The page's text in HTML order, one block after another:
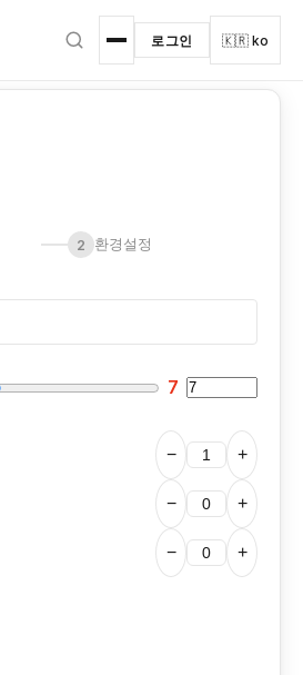
로그인 🇰🇷 ko
2 환경설정
7
− +
− +
− +